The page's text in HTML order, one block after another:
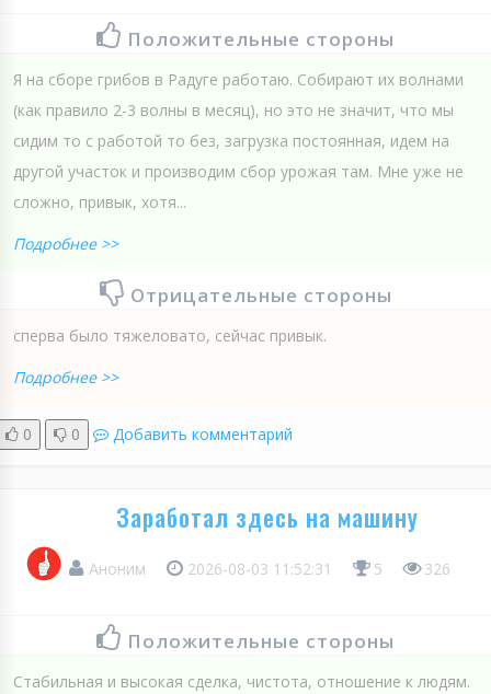
Положительные стороны
Я на сборе грибов в Радуге работаю. Собирают их волнами
(как правило 2-3 волны в месяц), но это не значит, что мы
сидим то с работой то без, загрузка постоянная, идем на
другой участок и производим сбор урожая там. Мне уже не
сложно, привык, хотя...
Подробнее >>
Отрицательные стороны
сперва было тяжеловато, сейчас привык.
Подробнее >>
0 0 Добавить комментарий
Заработал здесь на машину
Аноним 2026-08-03 11:52:31 5 326
Положительные стороны
Стабильная и высокая сделка, чистота, отношение к людям.